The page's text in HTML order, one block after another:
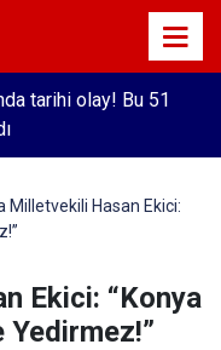
tarihi olay! Bu 51
Milletvekili Hasan Ekici:
Ekici: “Konya
Yedirmez!”